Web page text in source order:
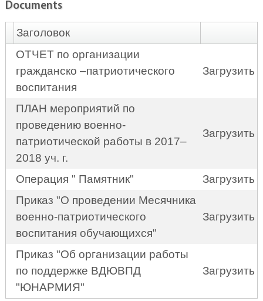
Documents
Заголовок
ОТЧЕТ по организации
гражданско –патриотического
воспитания
Загрузить
ПЛАН мероприятий по
проведению военно-
патриотической работы в 2017–
2018 уч. г.
Загрузить
Операция " Памятник"
Загрузить
Приказ "О проведении Месячника
военно-патриотического
воспитания обучающихся"
Загрузить
Приказ "Об организации работы
по поддержке ВДЮВПД
"ЮНАРМИЯ"
Загрузить